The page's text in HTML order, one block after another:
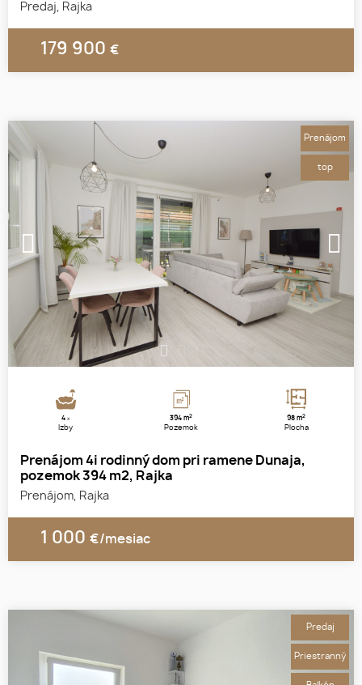
Predaj, Rajka
179 900 €
4x
Izby
394 m2
Pozemok
98 m2
Plocha
Prenájom 4i rodinný dom pri ramene Dunaja,
pozemok 394 m2, Rajka
Prenájom, Rajka
1 000 €/mesiac
Prenájom
top
Predaj
Priestranný